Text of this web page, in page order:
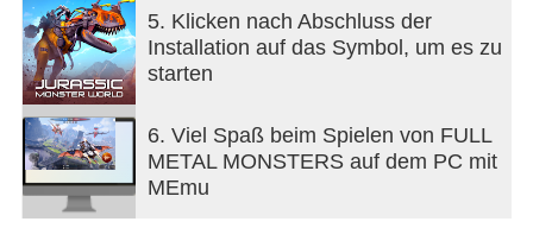
Fans von Luftschlachten, freut euch! Wir haben
Flugsaurier und vieles mehr. Such dir das
Schlachtfeld aus!
Eine riesige Auswahl an Waffen
Statte deinen Dino mit jeder Waffe aus, die dir
gefällt: von traditionellen Waffen bis hin zu
neuesten Energie-Blaster ist alles möglich!
Im Spiel gibt es folgende drei Grundtypen
5. Klicken nach Abschluss der
Installation auf das Symbol, um es zu
starten
6. Viel Spaß beim Spielen von FULL
METAL MONSTERS auf dem PC mit
MEmu